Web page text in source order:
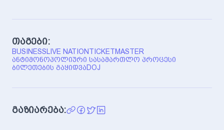
თაგები:
BUSINESSLIVE NATIONTICKETMASTER
ᲐᲜᲢᲘᲛᲝᲜᲝᲞᲝᲚᲘᲣᲠᲘ ᲡᲐᲡᲐᲛᲐᲠᲗᲚᲝ ᲞᲠᲝᲪᲔᲡᲘ
ᲑᲘᲚᲔᲗᲔᲑᲘᲡ ᲒᲐᲧᲘᲓᲕᲐDOJ
გაზიარება: